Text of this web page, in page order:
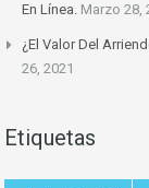
En Línea. Marzo 28,
¿El Valor Del
26, 2021
Etiquetas